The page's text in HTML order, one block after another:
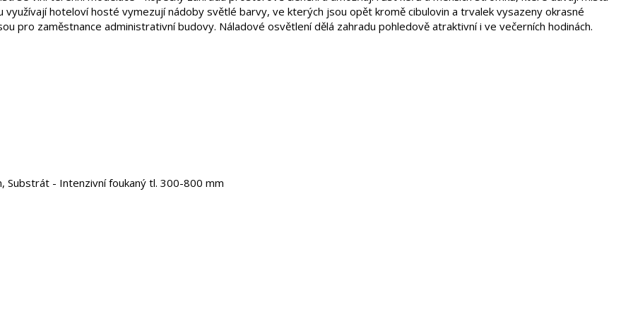
využívají hoteloví hosté vymezují nádoby světlé barvy, ve kterých jsou opět kromě cibulovin a trvalek vysazeny okrasné
pro zaměstnance administrativní budovy. Náladové osvětlení dělá zahradu pohledově atraktivní i ve večerních hodinách.
Substrát - Intenzivní foukaný tl. 300-800 mm